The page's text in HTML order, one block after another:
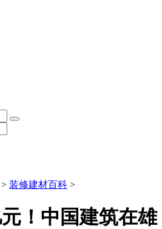
> 装修建材百科 >
！中国建筑在雄